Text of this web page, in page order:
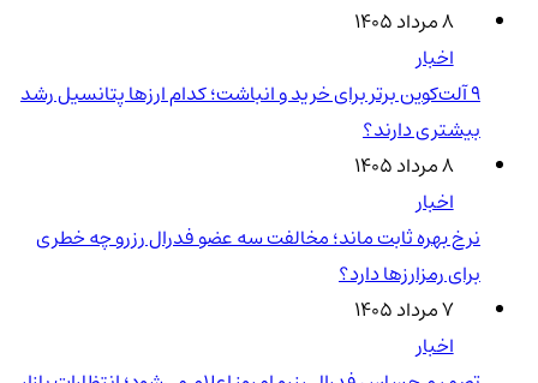
۸ مرداد ۱۴۰۵
اخبار
۹ آلت‌کوین برتر برای خرید و انباشت؛ کدام ارزها پتانسیل رشد
بیشتری دارند؟
۸ مرداد ۱۴۰۵
اخبار
نرخ بهره ثابت ماند؛ مخالفت سه عضو فدرال رزرو چه خطری
برای رمزارزها دارد؟
۷ مرداد ۱۴۰۵
اخبار